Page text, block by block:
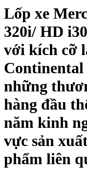
Lốp xe
320i/ HD
với kích cỡ
những
hàng đầu
năm kinh
vực sản
phẩm liên